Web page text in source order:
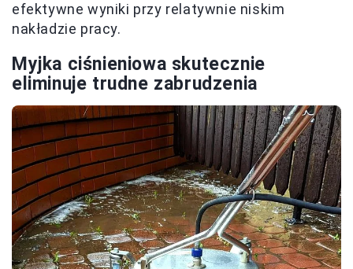
efektywne wyniki przy relatywnie niskim
nakładzie pracy.
Myjka ciśnieniowa skutecznie
eliminuje trudne zabrudzenia